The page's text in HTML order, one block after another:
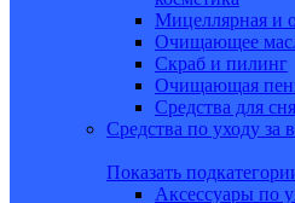
Мицеллярная и
Очищающее
Скраб и пилинг
Очищающая
Средства для
Средства по уходу за
Показать
Аксессуары по